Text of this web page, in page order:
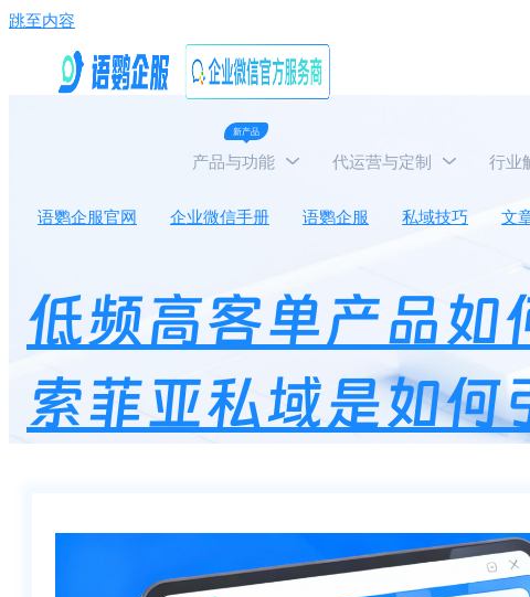
跳至内容
新产品
产品与功能 代运营与定制 行业
语鹦企服官网 企业微信手册 语鹦企服 私域技巧 文
低频高客单产品如
索菲亚私域是如